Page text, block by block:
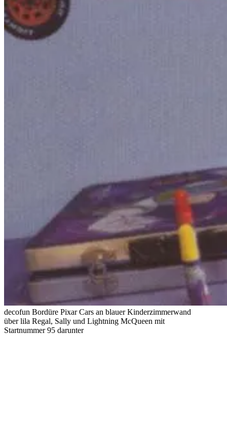
decofun Bordüre Pixar Cars an blauer Kinderzimmerwand
über lila Regal, Sally und Lightning McQueen mit
Startnummer 95 darunter